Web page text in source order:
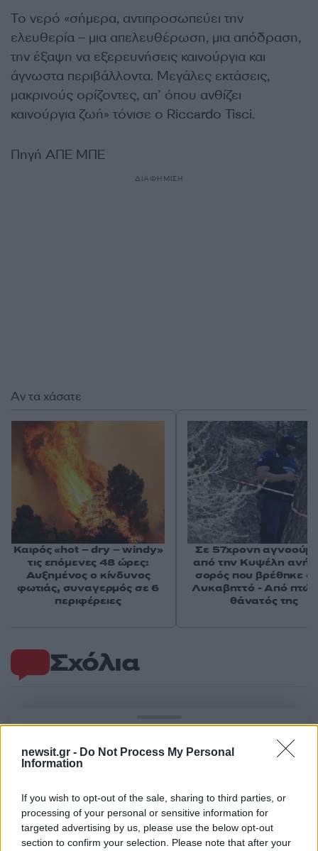
newsit.gr - Do Not Process My Personal
Information
If you wish to opt-out of the sale, sharing to third parties, or
processing of your personal or sensitive information for
targeted advertising by us, please use the below opt-out
section to confirm your selection. Please note that after your
Το νερό «σήμερα, αντιπροσωπεύει την
ελευθερία – μια απελευθέρωση, μια απόδραση,
την έξαψη να εξερευνήσεις καινούργια και
άγνωστα περιβάλλοντα. Μεγάλες εκτάσεις,
μακρινούς ορίζοντες, απ’ όπου ανθίζει
καινούργια ζωή» τόνισε ο Riccardo Tisci.
Πηγή ΑΠΕ ΜΠΕ
ΔΙΑΦΗΜΙΣΗ
Σχόλια
Αν τα χάσατε
Καιρός «hot – dry – windy»
τις επόμενες 48 ώρες:
Αυξημένος ο κίνδυνος
φωτιάς, συναγερμός σε 6
περιφέρειες
Σε 57χρονη
από την Κυψέλη
σορός που βρέθηκε
Λυκαβηττό - Από
θάνατός της